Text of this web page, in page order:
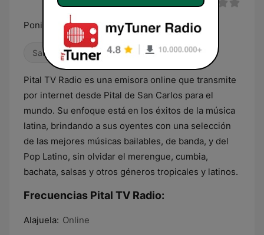
Poniéndote Solo Éxitos
Salsa Latino
Pital TV Radio es una emisora online que transmite
por internet desde Pital de San Carlos para el
mundo. Su enfoque está en los éxitos de la música
latina, brindando a sus oyentes con una selección
de las mejores músicas bailables, de banda, y del
Pop Latino, sin olvidar el merengue, cumbia,
bachata, salsas y otros géneros tropicales y latinos.
Frecuencias Pital TV Radio:
Alajuela: Online